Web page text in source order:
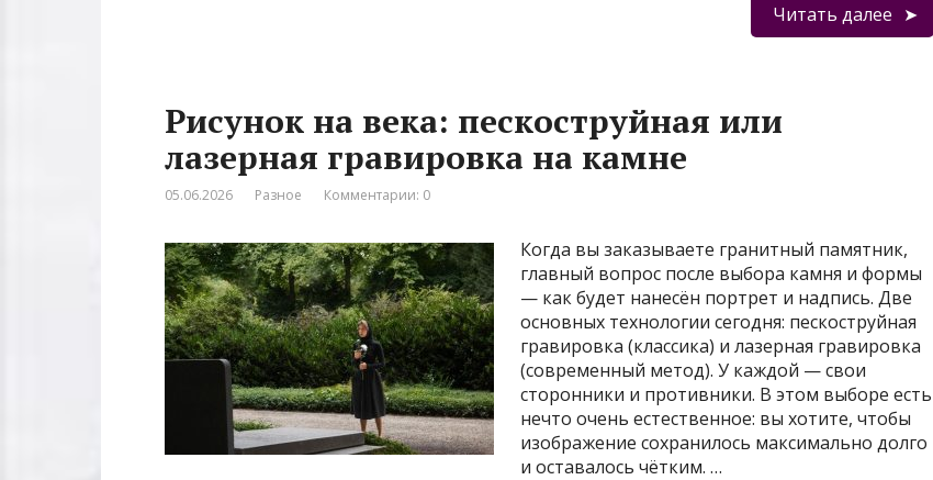
Читать далее
Рисунок на века: пескоструйная или
лазерная гравировка на камне
05.06.2026 Разное Комментарии: 0
Когда вы заказываете гранитный памятник,
главный вопрос после выбора камня и формы
— как будет нанесён портрет и надпись. Две
основных технологии сегодня: пескоструйная
гравировка (классика) и лазерная гравировка
(современный метод). У каждой — свои
сторонники и противники. В этом выборе есть
нечто очень естественное: вы хотите, чтобы
изображение сохранилось максимально долго
и оставалось чётким. …